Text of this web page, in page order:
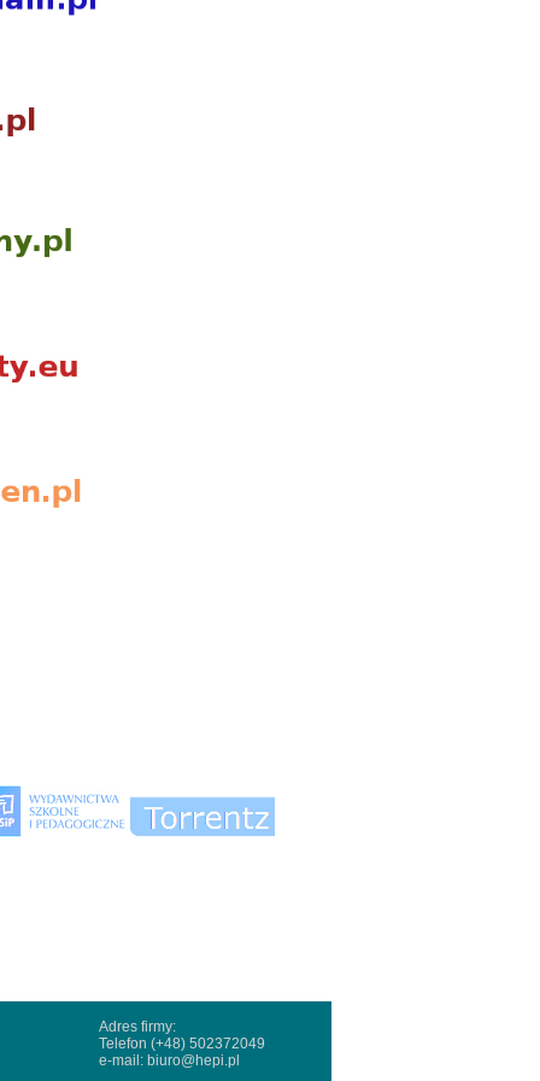
Adres firmy:
Telefon (+48) 502372049
e-mail: biuro@hepi.pl